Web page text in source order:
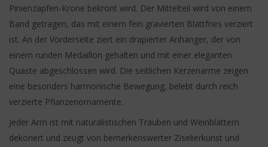
Pinienzapfen-Krone bekrönt wird. Der Mittelteil wird von einem
Band getragen, das mit einem fein gravierten Blattfries verziert
ist. An der Vorderseite ziert ein drapierter Anhänger, der von
einem runden Medaillon gehalten und mit einer eleganten
Quaste abgeschlossen wird. Die seitlichen Kerzenarme zeigen
eine besonders harmonische Bewegung, belebt durch reich
verzierte Pflanzenornamente.
Jeder Arm ist mit naturalistischen Trauben und Weinblättern
dekoriert und zeugt von bemerkenswerter Ziselierkunst und